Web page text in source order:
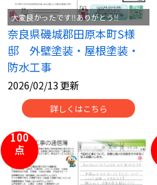
大変良かったです‼ありがとう‼
奈良県磯城郡田原本町S様
邸 外壁塗装・屋根塗装・
防水工事
2026/02/13 更新
詳しくはこちら
100
点